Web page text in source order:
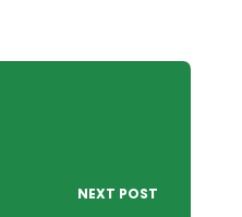
NEXT POST